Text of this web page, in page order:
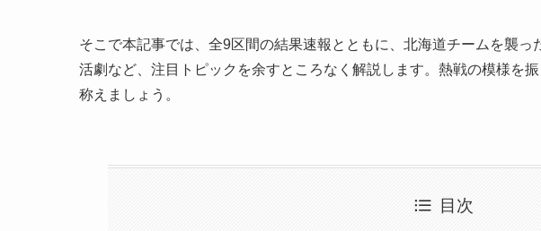
そこで本記事では、全9区間の結果速報とともに、北海道チームを襲
活劇など、注目トピックを余すところなく解説します。熱戦の模様を
称えましょう。
目次